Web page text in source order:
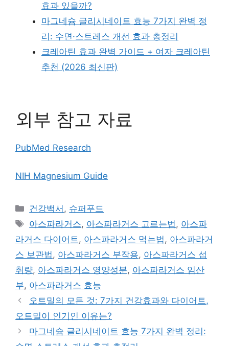
효과 있을까?
마그네슘 글리시네이트 효능 7가지 완벽 정
리: 수면·스트레스 개선 효과 총정리
크레아틴 효과 완벽 가이드 + 여자 크레아틴
추천 (2026 최신판)
외부 참고 자료
PubMed Research
NIH Magnesium Guide
카
테
리
건강백서 , 슈퍼푸드
태
그
아스파라거스, 아스파라거스 고르는법, 아스파
라거스 다이어트, 아스파라거스 먹는법, 아스파라거
스 보관법, 아스파라거스 부작용, 아스파라거스 섭
취량, 아스파라거스 영양성분, 아스파라거스 임산
부, 아스파라거스 효능
오트밀의 모든 것: 7가지 건강효과와 다이어트,
오트밀이 인기인 이유는?
마그네슘 글리시네이트 효능 7가지 완벽 정리: